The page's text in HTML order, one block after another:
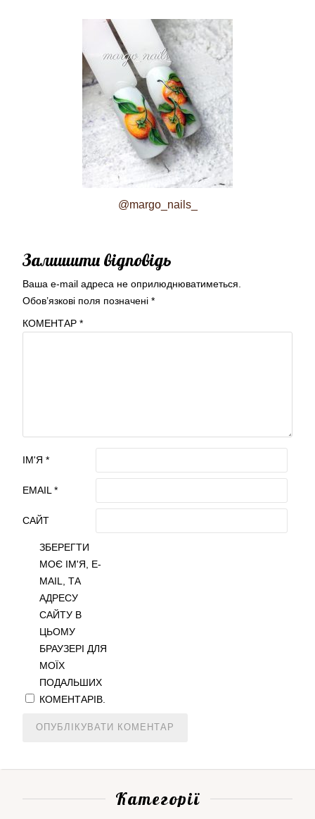
@margo_nails_
Залишити відповідь
Ваша e-mail адреса не оприлюднюватиметься.
Обов’язкові поля позначені *
КОМЕНТАР *
ІМ'Я *
EMAIL *
САЙТ
ЗБЕРЕГТИ
МОЄ ІМ'Я, E-
MAIL, ТА
АДРЕСУ
САЙТУ В
ЦЬОМУ
БРАУЗЕРІ ДЛЯ
МОЇХ
ПОДАЛЬШИХ
КОМЕНТАРІВ.
Категорії